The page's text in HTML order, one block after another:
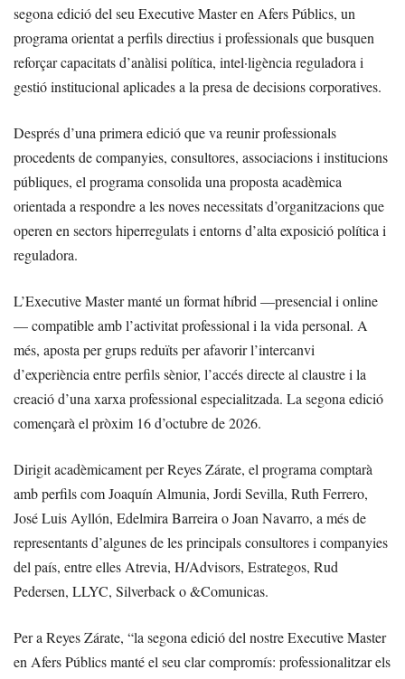
segona edició del seu Executive Master en Afers Públics, un
programa orientat a perfils directius i professionals que busquen
reforçar capacitats d’anàlisi política, intel·ligència reguladora i
gestió institucional aplicades a la presa de decisions corporatives.
Després d’una primera edició que va reunir professionals
procedents de companyies, consultores, associacions i institucions
públiques, el programa consolida una proposta acadèmica
orientada a respondre a les noves necessitats d’organitzacions que
operen en sectors hiperregulats i entorns d’alta exposició política i
reguladora.
L’Executive Master manté un format híbrid —presencial i online
— compatible amb l’activitat professional i la vida personal. A
més, aposta per grups reduïts per afavorir l’intercanvi
d’experiència entre perfils sènior, l’accés directe al claustre i la
creació d’una xarxa professional especialitzada. La segona edició
començarà el pròxim 16 d’octubre de 2026.
Dirigit acadèmicament per Reyes Zárate, el programa comptarà
amb perfils com Joaquín Almunia, Jordi Sevilla, Ruth Ferrero,
José Luis Ayllón, Edelmira Barreira o Joan Navarro, a més de
representants d’algunes de les principals consultores i companyies
del país, entre elles Atrevia, H/Advisors, Estrategos, Rud
Pedersen, LLYC, Silverback o &Comunicas.
Per a Reyes Zárate, “la segona edició del nostre Executive Master
en Afers Públics manté el seu clar compromís: professionalitzar els